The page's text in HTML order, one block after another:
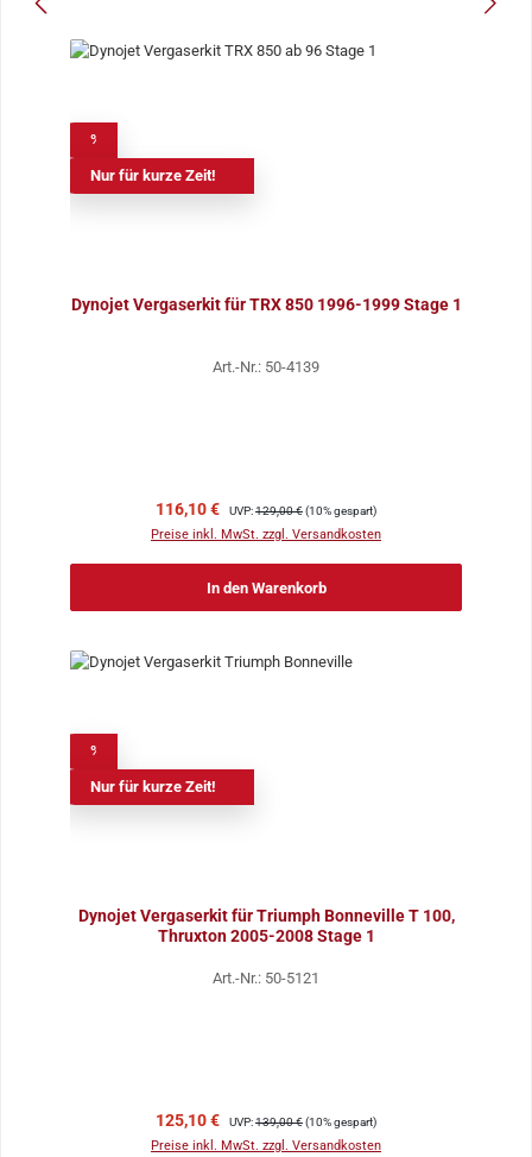
Nur für kurze Zeit!
Dynojet Vergaserkit für TRX 850 1996-1999 Stage 1
Art.-Nr.: 50-4139
Verkaufspreis:
116,10 € Regulärer Preis:
UVP:129,00 €(10% gespart)
Preise inkl. MwSt. zzgl. Versandkosten
In den Warenkorb
Nur für kurze Zeit!
Dynojet Vergaserkit für Triumph Bonneville T 100,
Thruxton 2005-2008 Stage 1
Art.-Nr.: 50-5121
Verkaufspreis:
125,10 € Regulärer Preis:
UVP:139,00 €(10% gespart)
Preise inkl. MwSt. zzgl. Versandkosten